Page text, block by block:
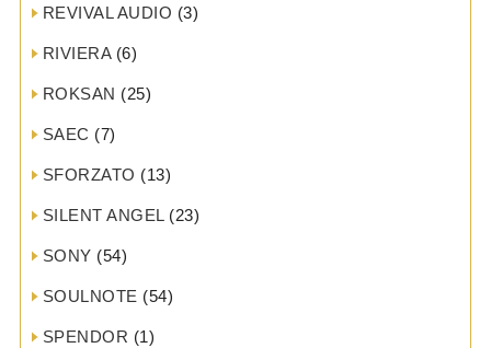
REVIVAL AUDIO (3)
RIVIERA(6)
ROKSAN (25)
SAEC (7)
SFORZATO (13)
SILENT ANGEL(23)
SONY (54)
SOULNOTE (54)
SPENDOR (1)